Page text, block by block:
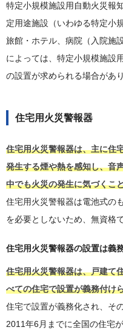
特定小規模施設用自動火災報
定用途施設（いわゆる特定小
旅館・ホテル、病院（入院施
によっては、特定小規模施設
の設置が求められる場合があり
住宅用火災警報器
住宅用火災警報器は、主に住
発生する煙や熱を感知し、音
中でも火災の発生に気づくこ
住宅用火災警報器は電池式の
を必要としないため、無資格
住宅用火災警報器の設置は義
住宅用火災警報器は、戸建て
べての住宅で設置が義務付け
住宅で設置が義務化され、そ
2011年6月までに全国の住宅